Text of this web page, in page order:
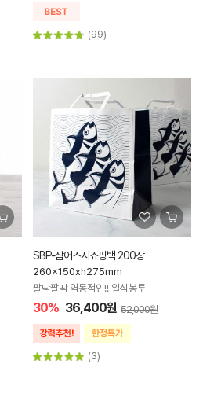
(99)
SBP-삼어스시쇼핑백 200장
260x150xh275mm
팔딱팔딱 역동적인!! 일식봉투
30% 36,400원 52,000원
(3)